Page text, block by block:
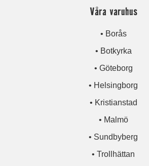
Våra varuhus
• Borås
• Botkyrka
• Göteborg
• Helsingborg
• Kristianstad
• Malmö
• Sundbyberg
• Trollhättan